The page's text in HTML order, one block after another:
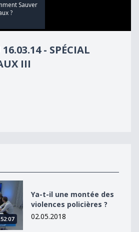
Sauver
?
- SPÉCIAL
III
des violences policières ?
Ya-t-il une montée des
violences policières ?
02.05.2018